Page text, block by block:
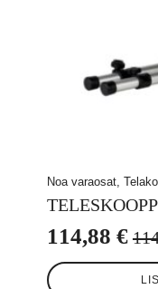
Noa varaosat,
hinta
114,88 €
Nykyinen
hinta